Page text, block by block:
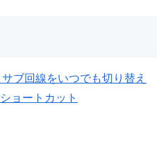
ブ回線をいつでも切り替え
ョートカット